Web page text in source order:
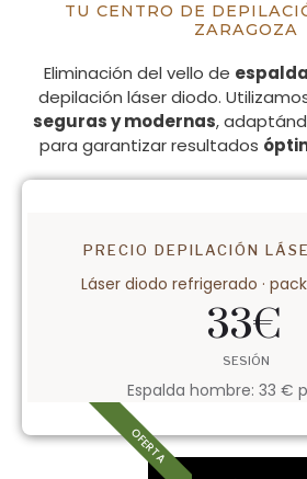
TU CENTRO DE
ZARAGOZA
Eliminación del vello de espalda
depilación láser diodo.
seguras y modernas,
para garantizar resultados
PRECIO DEPILACIÓN
Láser diodo refrigerado ·
33€
SESIÓN
Espalda hombre: 33 €
OFERTA